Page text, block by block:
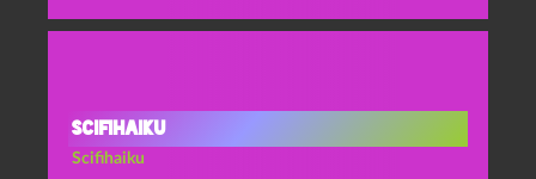
Scifihaiku
Scifihaiku